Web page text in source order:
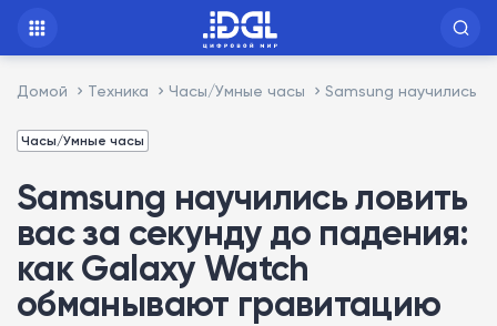
Домой Техника Часы/Умные часы Samsung научились
Часы/Умные часы
Samsung научились ловить
вас за секунду до падения:
как Galaxy Watch
обманывают гравитацию